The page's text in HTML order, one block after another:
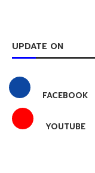
UPDATE ON
FACEBOOK
YOUTUBE